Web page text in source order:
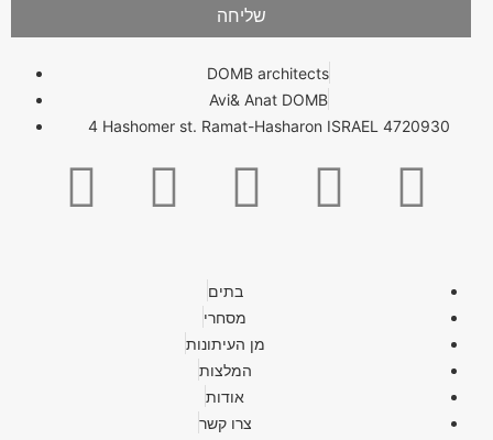
שליחה
DOMB architects
Avi& Anat DOMB
4 Hashomer st. Ramat-Hasharon ISRAEL 4720930
בתים
מסחרי
מן העיתונות
המלצות
אודות
צרו קשר